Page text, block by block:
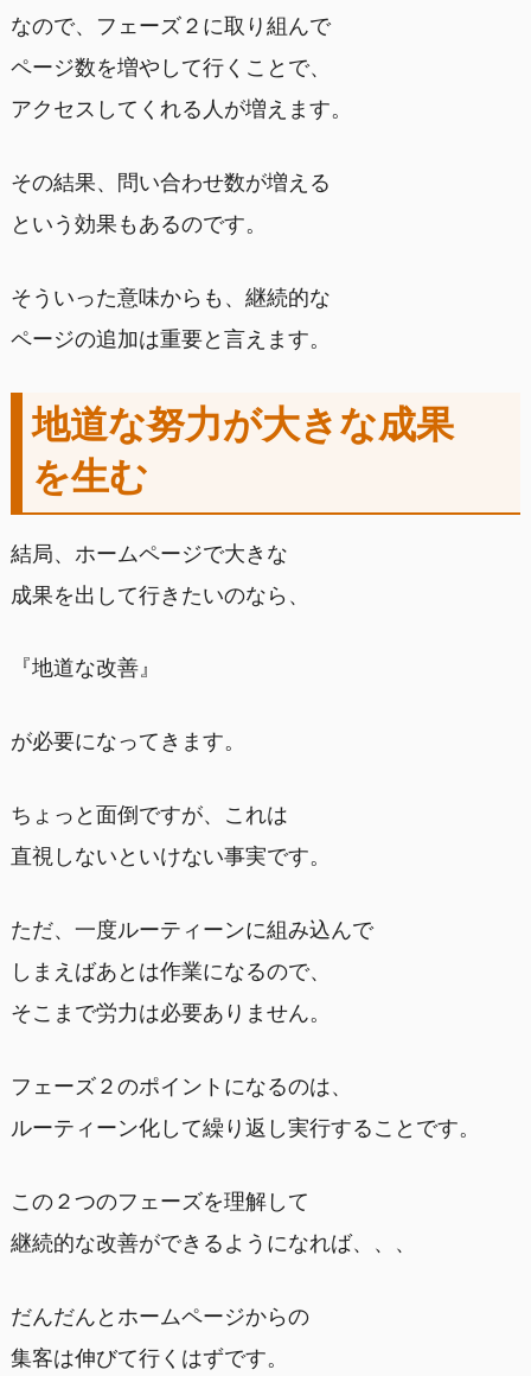
なので、フェーズ２に取り組んで
ページ数を増やして行くことで、
アクセスしてくれる人が増えます。
その結果、問い合わせ数が増える
という効果もあるのです。
そういった意味からも、継続的な
ページの追加は重要と言えます。
地道な努力が大きな成果
を生む
結局、ホームページで大きな
成果を出して行きたいのなら、
『地道な改善』
が必要になってきます。
ちょっと面倒ですが、これは
直視しないといけない事実です。
ただ、一度ルーティーンに組み込んで
しまえばあとは作業になるので、
そこまで労力は必要ありません。
フェーズ２のポイントになるのは、
ルーティーン化して繰り返し実行することです。
この２つのフェーズを理解して
継続的な改善ができるようになれば、、、
だんだんとホームページからの
集客は伸びて行くはずです。